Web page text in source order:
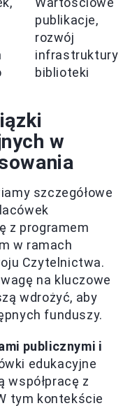
publikacje,
rozwój
infrastruktury
biblioteki
w
szczegółowe
z programem
w ramach
Czytelnictwa.
na kluczowe
wdrożyć, aby
funduszy.
publicznymi i
edukacyjne
współpracę z
tym kontekście